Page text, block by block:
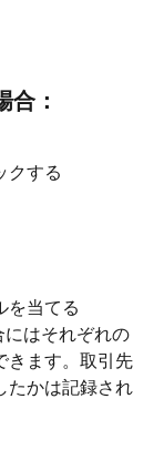
：
クする
を当てる
はそれぞれの
きます。取引先
たかは記録され